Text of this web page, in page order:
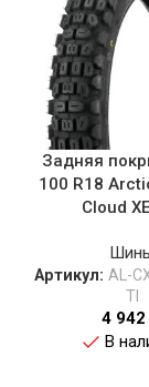
Задняя
100 R18
Cloud
Артикул: AL-
TI
4 942
В